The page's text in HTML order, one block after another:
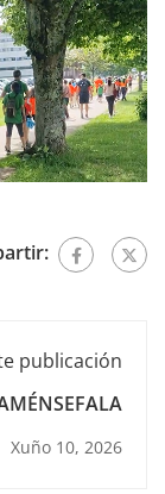
publicación
Xuño 10, 2026